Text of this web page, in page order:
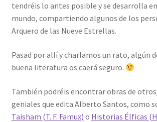
tendréis lo antes posible y se desarrolla
mundo, compartiendo algunos de los
Arquero de las Nueve Estrellas.
Pasad por allí y charlamos un rato, algún
buena literatura os caerá seguro.
También podréis encontrar obras de
geniales que edita Alberto Santos, como
Taisham (T. F. Famux) o Historias Élficas